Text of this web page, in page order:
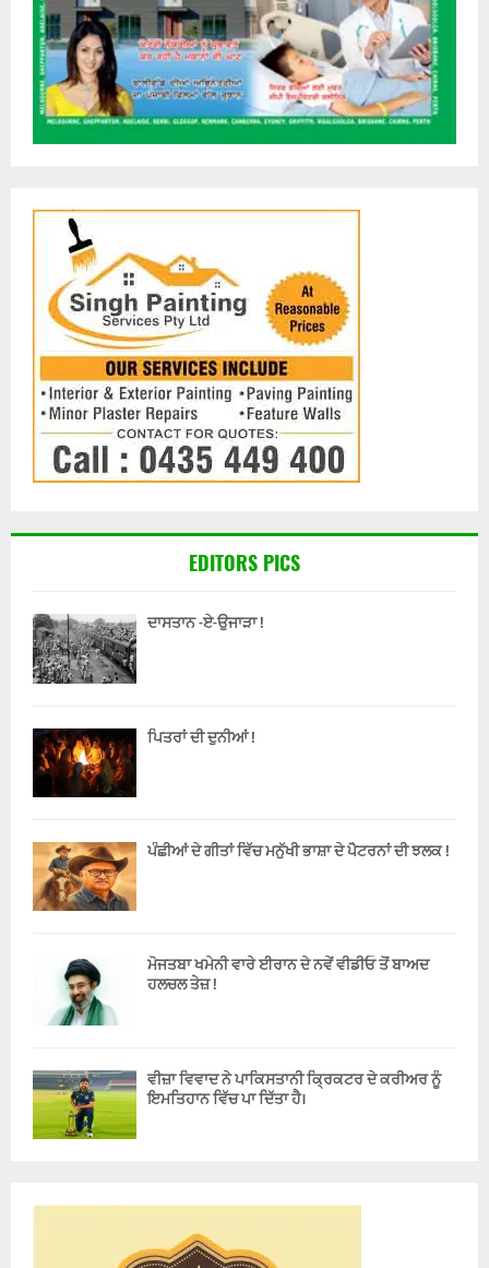
EDITORS PICS
ਦਾਸਤਾਨ -ਏ-ਉਜਾੜਾ !
ਪਿਤਰਾਂ ਦੀ ਦੁਨੀਆਂ !
ਪੰਛੀਆਂ ਦੇ ਗੀਤਾਂ ਵਿੱਚ ਮਨੁੱਖੀ ਭਾਸ਼ਾ ਦੇ ਪੈਟਰਨਾਂ ਦੀ ਝਲਕ !
ਮੋਜਤਬਾ ਖਮੇਨੀ ਵਾਰੇ ਈਰਾਨ ਦੇ ਨਵੇਂ ਵੀਡੀਓ ਤੋਂ ਬਾਅਦ
ਹਲਚਲ ਤੇਜ਼ !
ਵੀਜ਼ਾ ਵਿਵਾਦ ਨੇ ਪਾਕਿਸਤਾਨੀ ਕ੍ਰਿਕਟਰ ਦੇ ਕਰੀਅਰ ਨੂੰ
ਇਮਤਿਹਾਨ ਵਿੱਚ ਪਾ ਦਿੱਤਾ ਹੈ।